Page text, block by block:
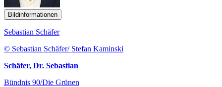
Bildinformationen
Sebastian Schäfer
© Sebastian Schäfer/ Stefan Kaminski
Schäfer, Dr. Sebastian
Bündnis 90/Die Grünen